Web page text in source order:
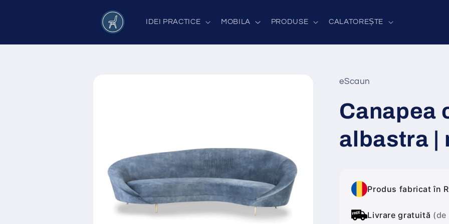
IDEI PRACTICE MOBILA PRODUSE CALATOREȘTE
eScaun
Canapea
albastra |
Produs fabricat în
Livrare gratuită (de